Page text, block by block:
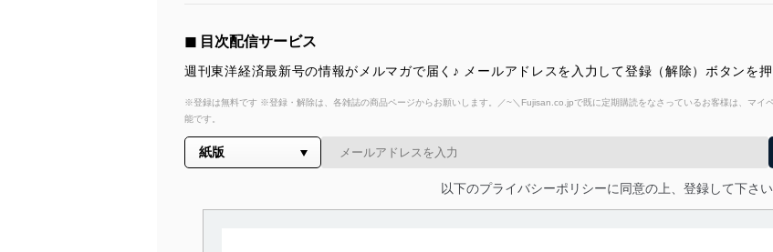
◼︎ 目次配信サービス
週刊東洋経済最新号の情報がメルマガで届く♪ メールアドレスを入力して登録（解除）ボタンを押
※登録は無料です ※登録・解除は、各雑誌の商品ページからお願いします。／~＼Fujisan.co.jpで既に定期購読をなさっているお客様は、マイ
能です。
以下のプライバシーポリシーに同意の上、登録して下さい